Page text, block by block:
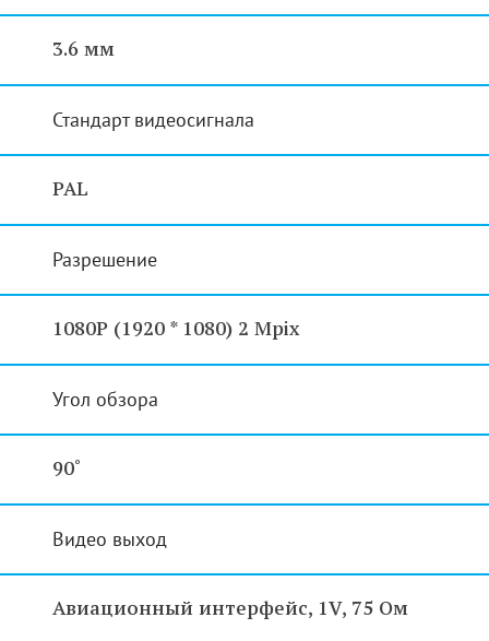
3.6 мм
Стандарт видеосигнала
PAL
Разрешение
1080P (1920 * 1080) 2 Mpix
Угол обзора
90˚
Видео выход
Авиационный интерфейс, 1V, 75 Ом